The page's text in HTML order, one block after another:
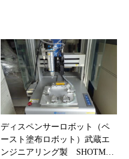
ディスペンサーロボット（ペ
ースト塗布ロボット）武蔵エ
ンジニアリング製 SHOTM…